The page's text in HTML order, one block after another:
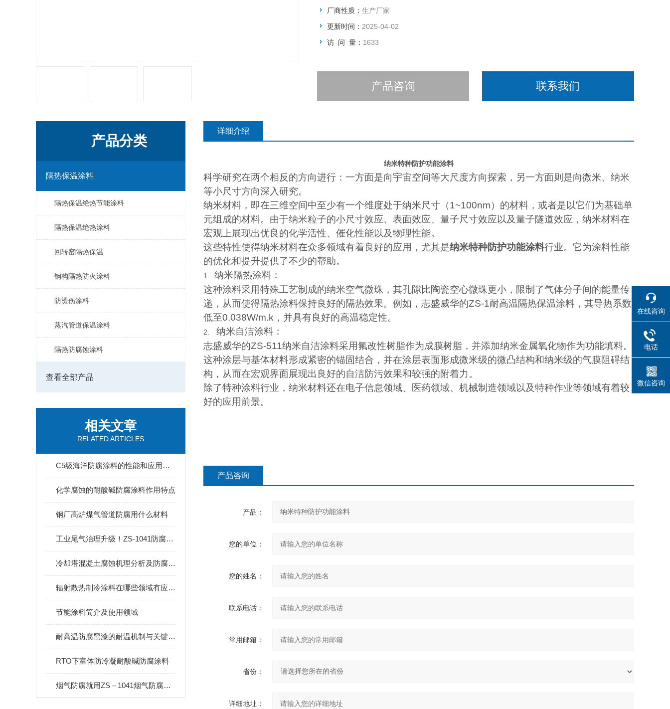
厂商性质： 生产厂家
更新时间： 2025-04-02
访 问 量： 1633
产品咨询 联系我们
产品分类
隔热保温涂料
隔热保温绝热节能涂料
隔热保温绝热涂料
回转窑隔热保温
钢构隔热防火涂料
防烫伤涂料
蒸汽管道保温涂料
隔热防腐蚀涂料
查看全部产品
相关文章
RELATED ARTICLES
C5级海洋防腐涂料的性能和应用环境说明
化学腐蚀的耐酸碱防腐涂料作用特点
钢厂高炉煤气管道防腐用什么材料
工业尾气治理升级！ZS-1041防腐涂料助力窑炉尾气系统长效防护
冷却塔混凝土腐蚀机理分析及防腐措施
辐射散热制冷涂料在哪些领域有应用前景
​节能涂料简介及使用领域
耐高温防腐黑漆的耐温机制与关键性能指标
RTO下室体防冷凝耐酸碱防腐涂料
烟气防腐就用ZS－1041烟气防腐涂料
详细介绍
纳米特种防护功能涂料
科学研究在两个相反的方向进行：一方面是向宇宙空间等大尺度方向探索，另一方面则是向微米、纳米
等小尺寸方向深入研究。
纳米材料，即在三维空间中至少有一个维度处于纳米尺寸（1~100nm）的材料，或者是以它们为基础单
元组成的材料。由于纳米粒子的小尺寸效应、表面效应、量子尺寸效应以及量子隧道效应，纳米材料在
宏观上展现出优良的化学活性、催化性能以及物理性能。
这些特性使得纳米材料在众多领域有着良好的应用，尤其是纳米特种防护功能涂料行业。它为涂料性能
的优化和提升提供了不少的帮助。
1.
纳米隔热涂料：
这种涂料采用特殊工艺制成的纳米空气微珠，其孔隙比陶瓷空心微珠更小，限制了气体分子间的能量传
递，从而使得隔热涂料保持良好的隔热效果。例如，志盛威华的ZS-1耐高温隔热保温涂料，其导热系数
低至0.038W/m.k ，并具有良好的高温稳定性。
2.
纳米自洁涂料：
志盛威华的ZS-511纳米自洁涂料采用氟改性树脂作为成膜树脂，并添加纳米金属氧化物作为功能填料。
这种涂层与基体材料形成紧密的锚固结合，并在涂层表面形成微米级的微凸结构和纳米级的气膜阻碍结
构，从而在宏观界面展现出良好的自洁防污效果和较强的附着力。
除了特种涂料行业，纳米材料还在电子信息领域、医药领域、机械制造领域以及特种作业等领域有着较
好的应用前景。
产品咨询
产品：
您的单位：
您的姓名：
联系电话：
常用邮箱：
省份：
详细地址：
在线咨询
电话
微信咨询